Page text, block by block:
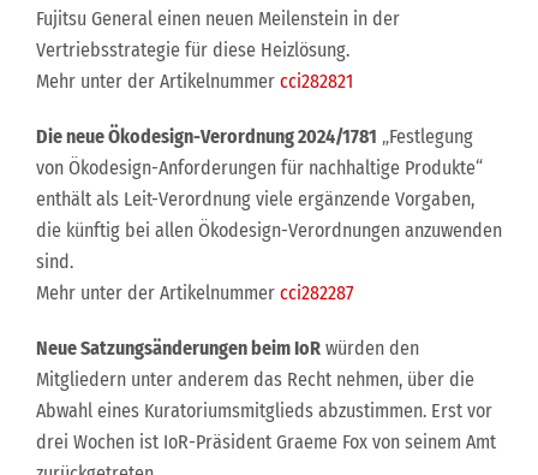
Fujitsu General einen neuen Meilenstein in der
Vertriebsstrategie für diese Heizlösung.
Mehr unter der Artikelnummer cci282821
Die neue Ökodesign-Verordnung 2024/1781 „Festlegung
von Ökodesign-Anforderungen für nachhaltige Produkte“
enthält als Leit-Verordnung viele ergänzende Vorgaben,
die künftig bei allen Ökodesign-Verordnungen anzuwenden
sind.
Mehr unter der Artikelnummer cci282287
Neue Satzungsänderungen beim IoR würden den
Mitgliedern unter anderem das Recht nehmen, über die
Abwahl eines Kuratoriumsmitglieds abzustimmen. Erst vor
drei Wochen ist IoR-Präsident Graeme Fox von seinem Amt